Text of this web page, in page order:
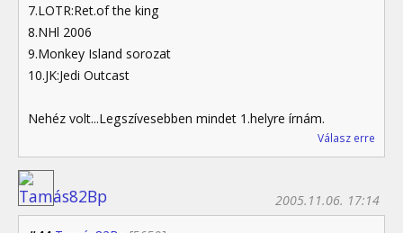
7.LOTR:Ret.of the king
8.NHl 2006
9.Monkey Island sorozat
10.JK:Jedi Outcast
Nehéz volt...Legszívesebben mindet 1.helyre írnám.
Válasz erre
2005.11.06. 17:14